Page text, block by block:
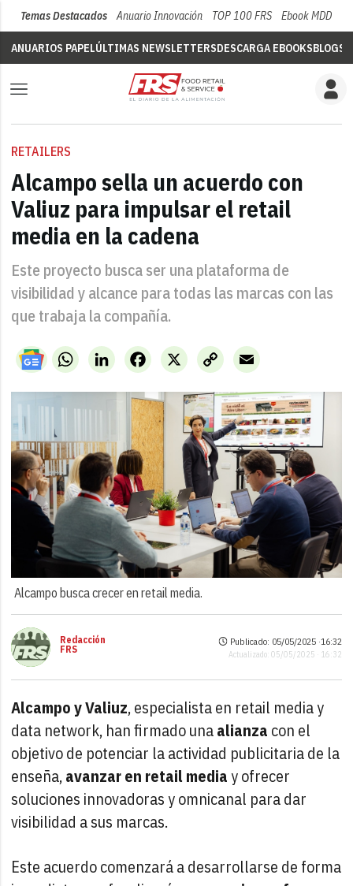
Temas Destacados Anuario Innovación TOP 100 FRS Ebook MDD
ANUARIOS PAPELÚLTIMAS NEWSLETTERSDESCARGA EBOOKSBLOGS
RETAILERS
Alcampo sella un acuerdo con
Valiuz para impulsar el retail
media en la cadena
Este proyecto busca ser una plataforma de
visibilidad y alcance para todas las marcas con las
que trabaja la compañía.
WhatsAppLinkedIn X
Facebook
Copy
Link
Email
Alcampo busca crecer en retail media.
Redacción
FRS
Publicado: 05/05/2025 ·16:32
Actualizado: 05/05/2025 · 16:32
Alcampo y Valiuz, especialista en retail media y
data network, han firmado unaalianza con el
objetivo de potenciar la actividad publicitaria de la
enseña,avanzar en retail mediay ofrecer
soluciones innovadoras y omnicanal para dar
visibilidad a sus marcas.
Este acuerdo comenzará a desarrollarse de forma